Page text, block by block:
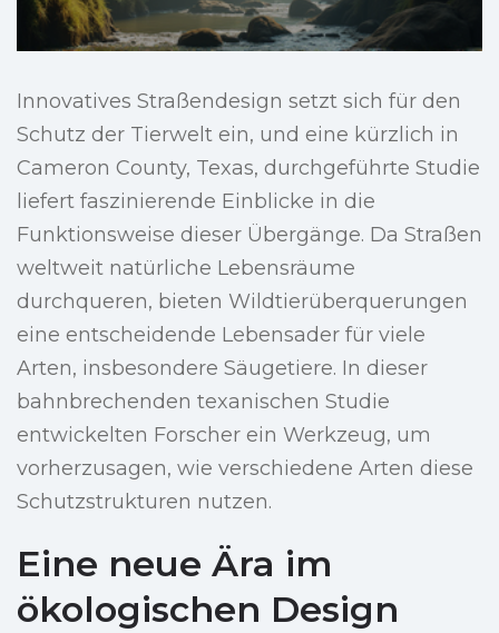
Innovatives Straßendesign setzt sich für den
Schutz der Tierwelt ein, und eine kürzlich in
Cameron County, Texas, durchgeführte Studie
liefert faszinierende Einblicke in die
Funktionsweise dieser Übergänge. Da Straßen
weltweit natürliche Lebensräume
durchqueren, bieten Wildtierüberquerungen
eine entscheidende Lebensader für viele
Arten, insbesondere Säugetiere. In dieser
bahnbrechenden texanischen Studie
entwickelten Forscher ein Werkzeug, um
vorherzusagen, wie verschiedene Arten diese
Schutzstrukturen nutzen.
Eine neue Ära im
ökologischen Design